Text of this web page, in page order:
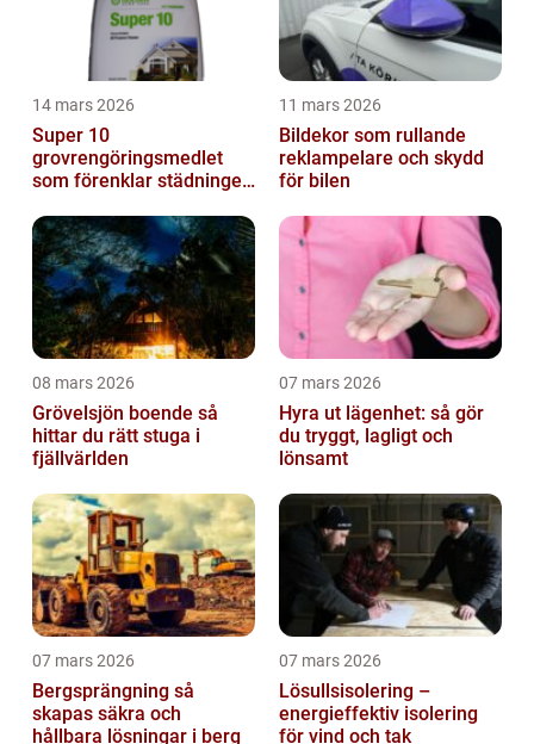
14 mars 2026
Super 10
grovrengöringsmedlet
som förenklar städningen
11 mars 2026
Bildekor som rullande
reklampelare och skydd
för bilen
08 mars 2026
Grövelsjön boende så
hittar du rätt stuga i
fjällvärlden
07 mars 2026
Hyra ut lägenhet: så gör
du tryggt, lagligt och
lönsamt
07 mars 2026
Bergsprängning så
skapas säkra och
hållbara lösningar i berg
07 mars 2026
Lösullsisolering –
energieffektiv isolering
för vind och tak